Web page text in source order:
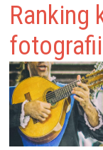
Ranking
fotografii